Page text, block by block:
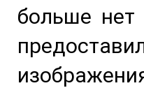
больше нет